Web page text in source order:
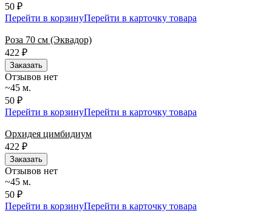
50 ₽
Перейти в корзинуПерейти в карточку товара
Роза 70 см (Эквадор)
422 ₽
Заказать
Отзывов нет
~45 м.
50 ₽
Перейти в корзинуПерейти в карточку товара
Орхидея цимбидиум
422 ₽
Заказать
Отзывов нет
~45 м.
50 ₽
Перейти в корзинуПерейти в карточку товара